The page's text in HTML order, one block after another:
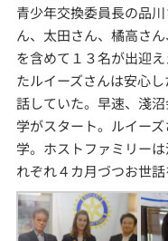
青少年交換委員長の品
ん、太田さん、橘高さ
を含めて１３名が出迎
たルイーズさんは安心
話していた。早速、淺
学がスタート。ルイー
学。ホストファミリー
れぞれ４カ月づつお世